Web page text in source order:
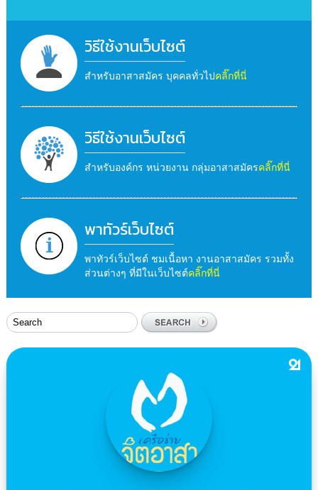
วิธีใช้งานเว็บไซต์
สำหรับอาสาสมัคร บุคคลทั่วไปคลิ๊กที่นี่
วิธีใช้งานเว็บไซต์
สำหรับองค์กร หน่วยงาน กลุ่มอาสาสมัครคลิ๊กที่นี่
พาทัวร์เว็บไซต์
พาทัวร์เว็บไซต์ ชมเนื้อหา งานอาสาสมัคร รวมทั้ง
ส่วนต่างๆ ที่มีในเว็บไซต์คลิ๊กที่นี่